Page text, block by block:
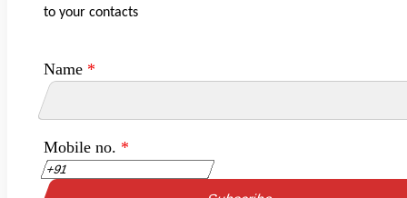
to your contacts
Name *
Mobile no. *